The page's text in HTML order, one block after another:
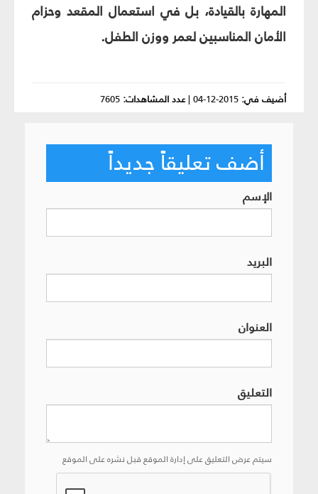
المهارة بالقيادة، بل في استعمال المقعد وحزام
الأمان المناسبين لعمر ووزن الطفل.
أضيف في: 2015-12-04
|عدد المشاهدات: 7605
أضف تعليقاً جديداً
الإسم
البريد
العنوان
التعليق
سيتم عرض التعليق على إدارة الموقع قبل نشره على الموقع